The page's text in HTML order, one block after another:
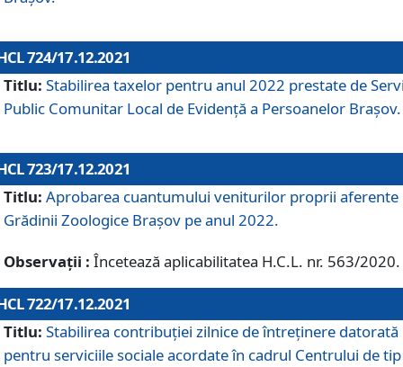
724/17.12.2021
Titlu: Stabilirea taxelor pentru anul 2022 prestate de
Public Comunitar Local de Evidență a Persoanelor Braşov.
723/17.12.2021
Titlu: Aprobarea cuantumului veniturilor proprii aferente
Grădinii Zoologice Braşov pe anul 2022.
Observații : Încetează aplicabilitatea H.C.L. nr. 563/2020.
722/17.12.2021
Titlu: Stabilirea contribuţiei zilnice de întreținere datorată
pentru serviciile sociale acordate în cadrul Centrului de tip